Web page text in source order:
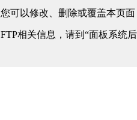
您可以修改、删除或覆盖本页面
FTP相关信息，请到“面板系统